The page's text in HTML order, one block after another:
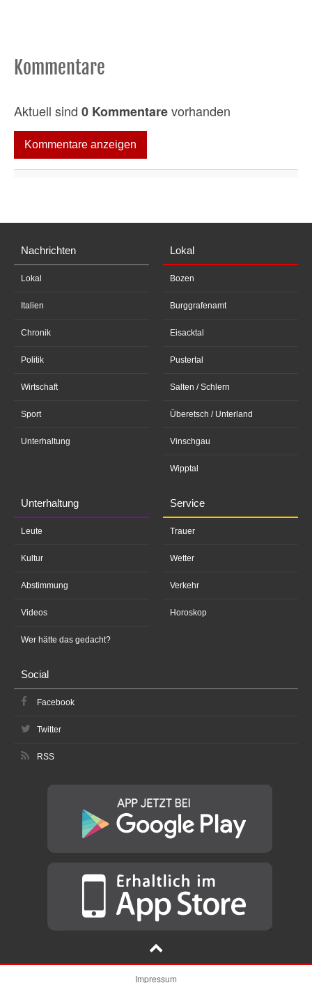
Kommentare
Aktuell sind 0 Kommentarevorhanden
Kommentare anzeigen
Nachrichten
Lokal
Italien
Chronik
Politik
Wirtschaft
Sport
Unterhaltung
Lokal
Bozen
Burggrafenamt
Eisacktal
Pustertal
Salten / Schlern
Überetsch / Unterland
Vinschgau
Wipptal
Unterhaltung
Leute
Kultur
Abstimmung
Videos
Wer hätte das gedacht?
Service
Trauer
Wetter
Verkehr
Horoskop
Social
Facebook
Twitter
RSS
Impressum